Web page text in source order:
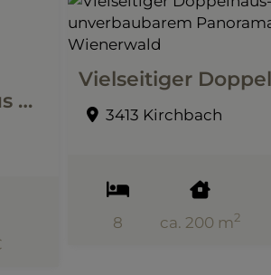
Wachauromantik: Landhaus mit terrassenförmigem Grundstück – Donaublick vom oberen Grundstücksbereich
3413 Kirchbach
8 ca. 200 m 2